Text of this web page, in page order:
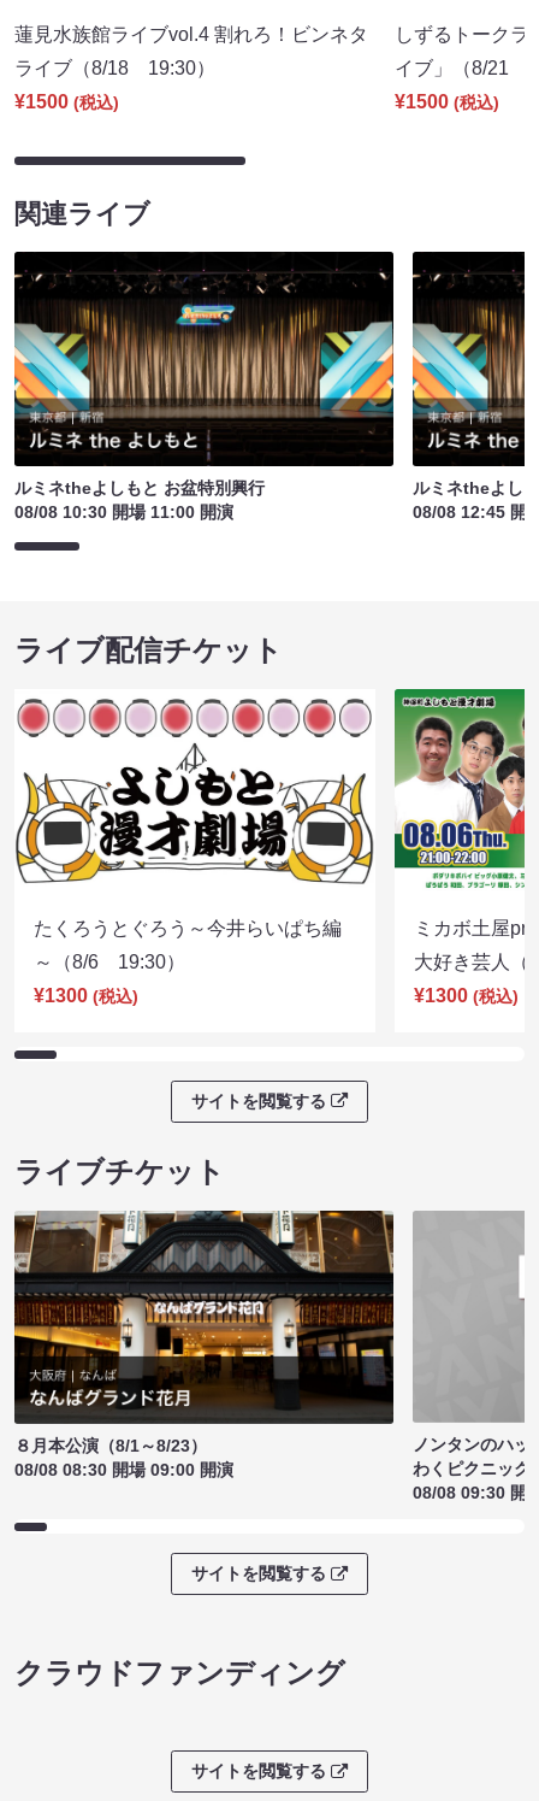
蓮見水族館ライブvol.4 割れろ！ビンネタ
ライブ（8/18 19:30）
¥1500 (税込)
しずるトークラ
イブ」（8/21
¥1500 (税込)
関連ライブ
ルミネtheよしもと お盆特別興行
08/08 10:30 開場 11:00 開演
ルミネtheよし
08/08 12:45 開
ライブ配信チケット
たくろうとぐろう～今井らいぱち編
～（8/6 19:30）
¥1300 (税込)
ミカボ土屋
大好き芸人
¥1300 (税込)
サイトを閲覧する
ライブチケット
８月本公演（8/1～8/23）
08/08 08:30 開場 09:00 開演
ノンタンのハッ
わくピクニック
08/08 09:30 開
サイトを閲覧する
クラウドファンディング
サイトを閲覧する